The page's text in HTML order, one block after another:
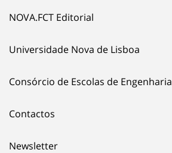
NOVA.FCT Editorial
Universidade Nova de Lisboa
Consórcio de Escolas de Engenharia
Contactos
Newsletter